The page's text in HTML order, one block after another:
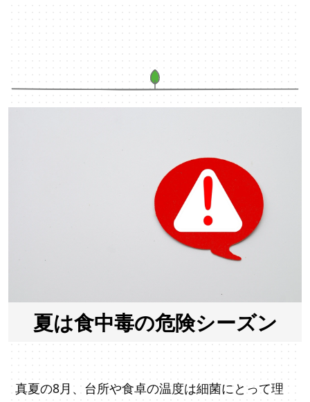
夏は食中毒の危険シーズン
真夏の8月、台所や食卓の温度は細菌にとって理